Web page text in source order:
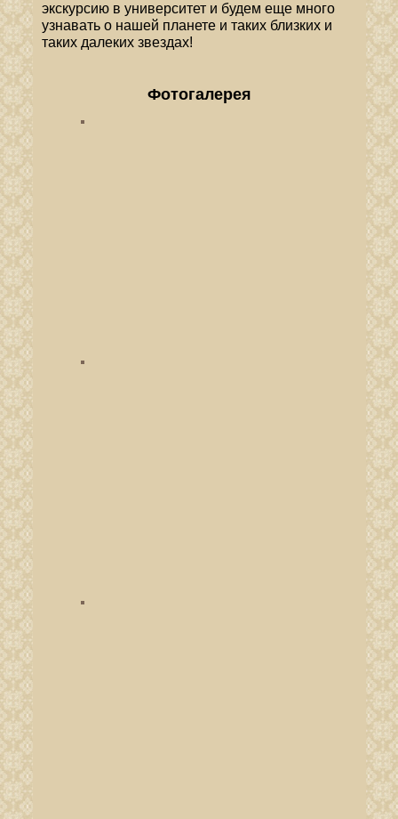
экскурсию в университет и будем еще много
узнавать о нашей планете и таких близких и
таких далеких звездах!
Фотогалерея